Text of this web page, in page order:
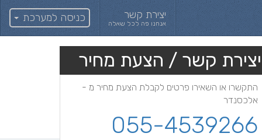
יצירת קשר
אנחנו פה לכל שאלה כניסה למערכת
יצירת קשר / הצעת מחיר
התקשרו או השאירו פרטים לקבלת הצעת מחיר מ -
אלכסנדר
055-4539266